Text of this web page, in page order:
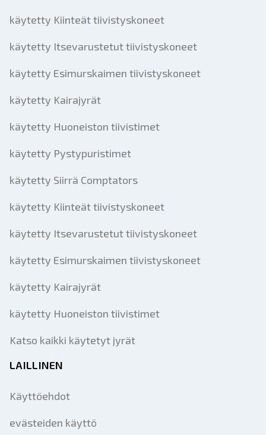
käytetty Kiinteät tiivistyskoneet
käytetty Itsevarustetut tiivistyskoneet
käytetty Esimurskaimen tiivistyskoneet
käytetty Kairajyrät
käytetty Huoneiston tiivistimet
käytetty Pystypuristimet
käytetty Siirrä Comptators
käytetty Kiinteät tiivistyskoneet
käytetty Itsevarustetut tiivistyskoneet
käytetty Esimurskaimen tiivistyskoneet
käytetty Kairajyrät
käytetty Huoneiston tiivistimet
Katso kaikki käytetyt jyrät
LAILLINEN
Käyttöehdot
evästeiden käyttö